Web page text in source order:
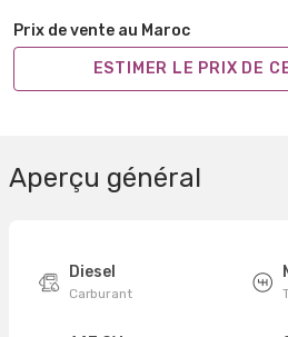
Prix de vente au Maroc
ESTIMER LE PRIX DE
Aperçu général
Diesel
Carburant